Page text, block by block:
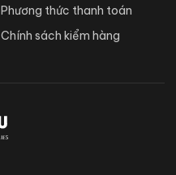
Phương thức thanh toán
Chính sách kiểm hàng